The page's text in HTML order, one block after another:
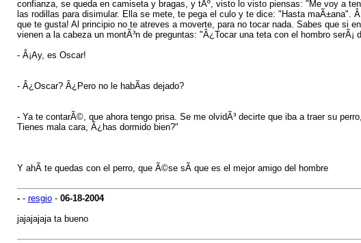
confianza, se queda en camiseta y bragas, y tÃº, visto lo visto piensas: "Me voy a
las rodillas para disimular. Ella se mete, te pega el culo y te dice: "Hasta maÃ±ana".
que te gusta! Al principio no te atreves a moverte, para no tocar nada. Sabes que si
vienen a la cabeza un montÃ³n de preguntas: "Â¿Tocar una teta con el hombro
- Â¡Ay, es Oscar!
- Â¿Oscar? Â¿Pero no le habÃ­as dejado?
- Ya te contarÃ©, que ahora tengo prisa. Se me olvidÃ³ decirte que iba a traer su
Tienes mala cara, Â¿has dormido bien?"
Y ahÃ­ te quedas con el perro, que Ã©se sÃ­ que es el mejor amigo del hombre
-- resgio- 06-18-2004
jajajajaja ta bueno